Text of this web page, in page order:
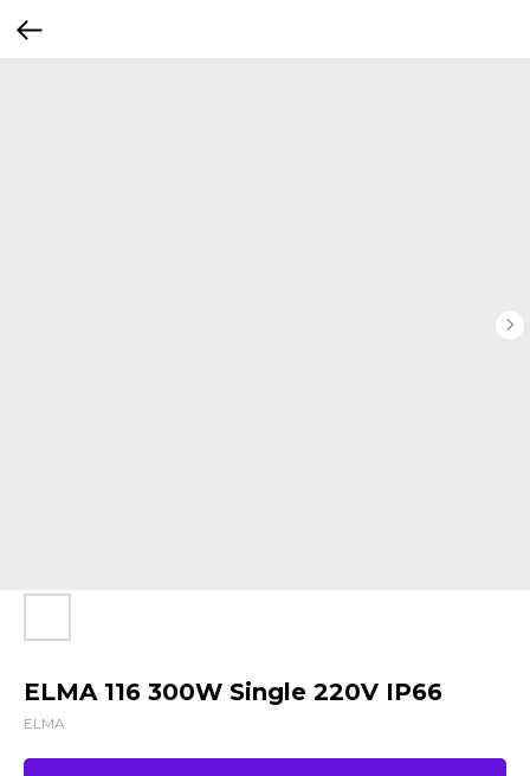
ELMA 116 300W Single 220V IP66
ELMA